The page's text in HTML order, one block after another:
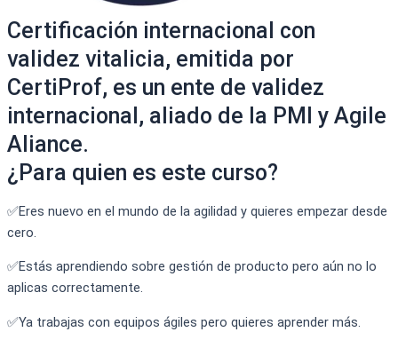
Certificación internacional con
validez vitalicia, emitida por
CertiProf, es un ente de validez
internacional, aliado de la PMI y Agile
Aliance.
¿Para quien es este curso?
✅Eres nuevo en el mundo de la agilidad y quieres empezar desde
cero.
✅Estás aprendiendo sobre gestión de producto pero aún no lo
aplicas correctamente.
✅Ya trabajas con equipos ágiles pero quieres aprender más.